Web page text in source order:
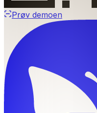
Prøv demoen